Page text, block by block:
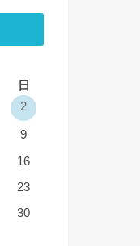
日
2
9
16
23
30